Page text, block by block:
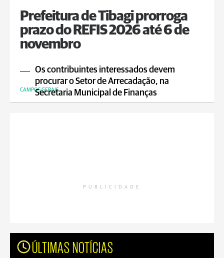
Prefeitura de Tibagi prorroga
prazo do REFIS 2026 até 6 de
novembro
Os contribuintes interessados devem
procurar o Setor de Arrecadação, na
Secretaria Municipal de Finanças
CAMPOS GERAIS
PUBLICIDADE
ÚLTIMAS NOTÍCIAS